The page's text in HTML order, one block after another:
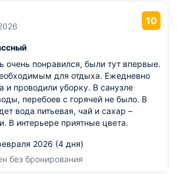
10
очень понравился, были тут впервые.
для отдыха. Ежедневно
и проводили уборку. В санузле
перебоев с горячей не было. В
вода питьевая, чай и сахар –
В интерьере приятные цвета.
2026 (4 дня)
без бронирования